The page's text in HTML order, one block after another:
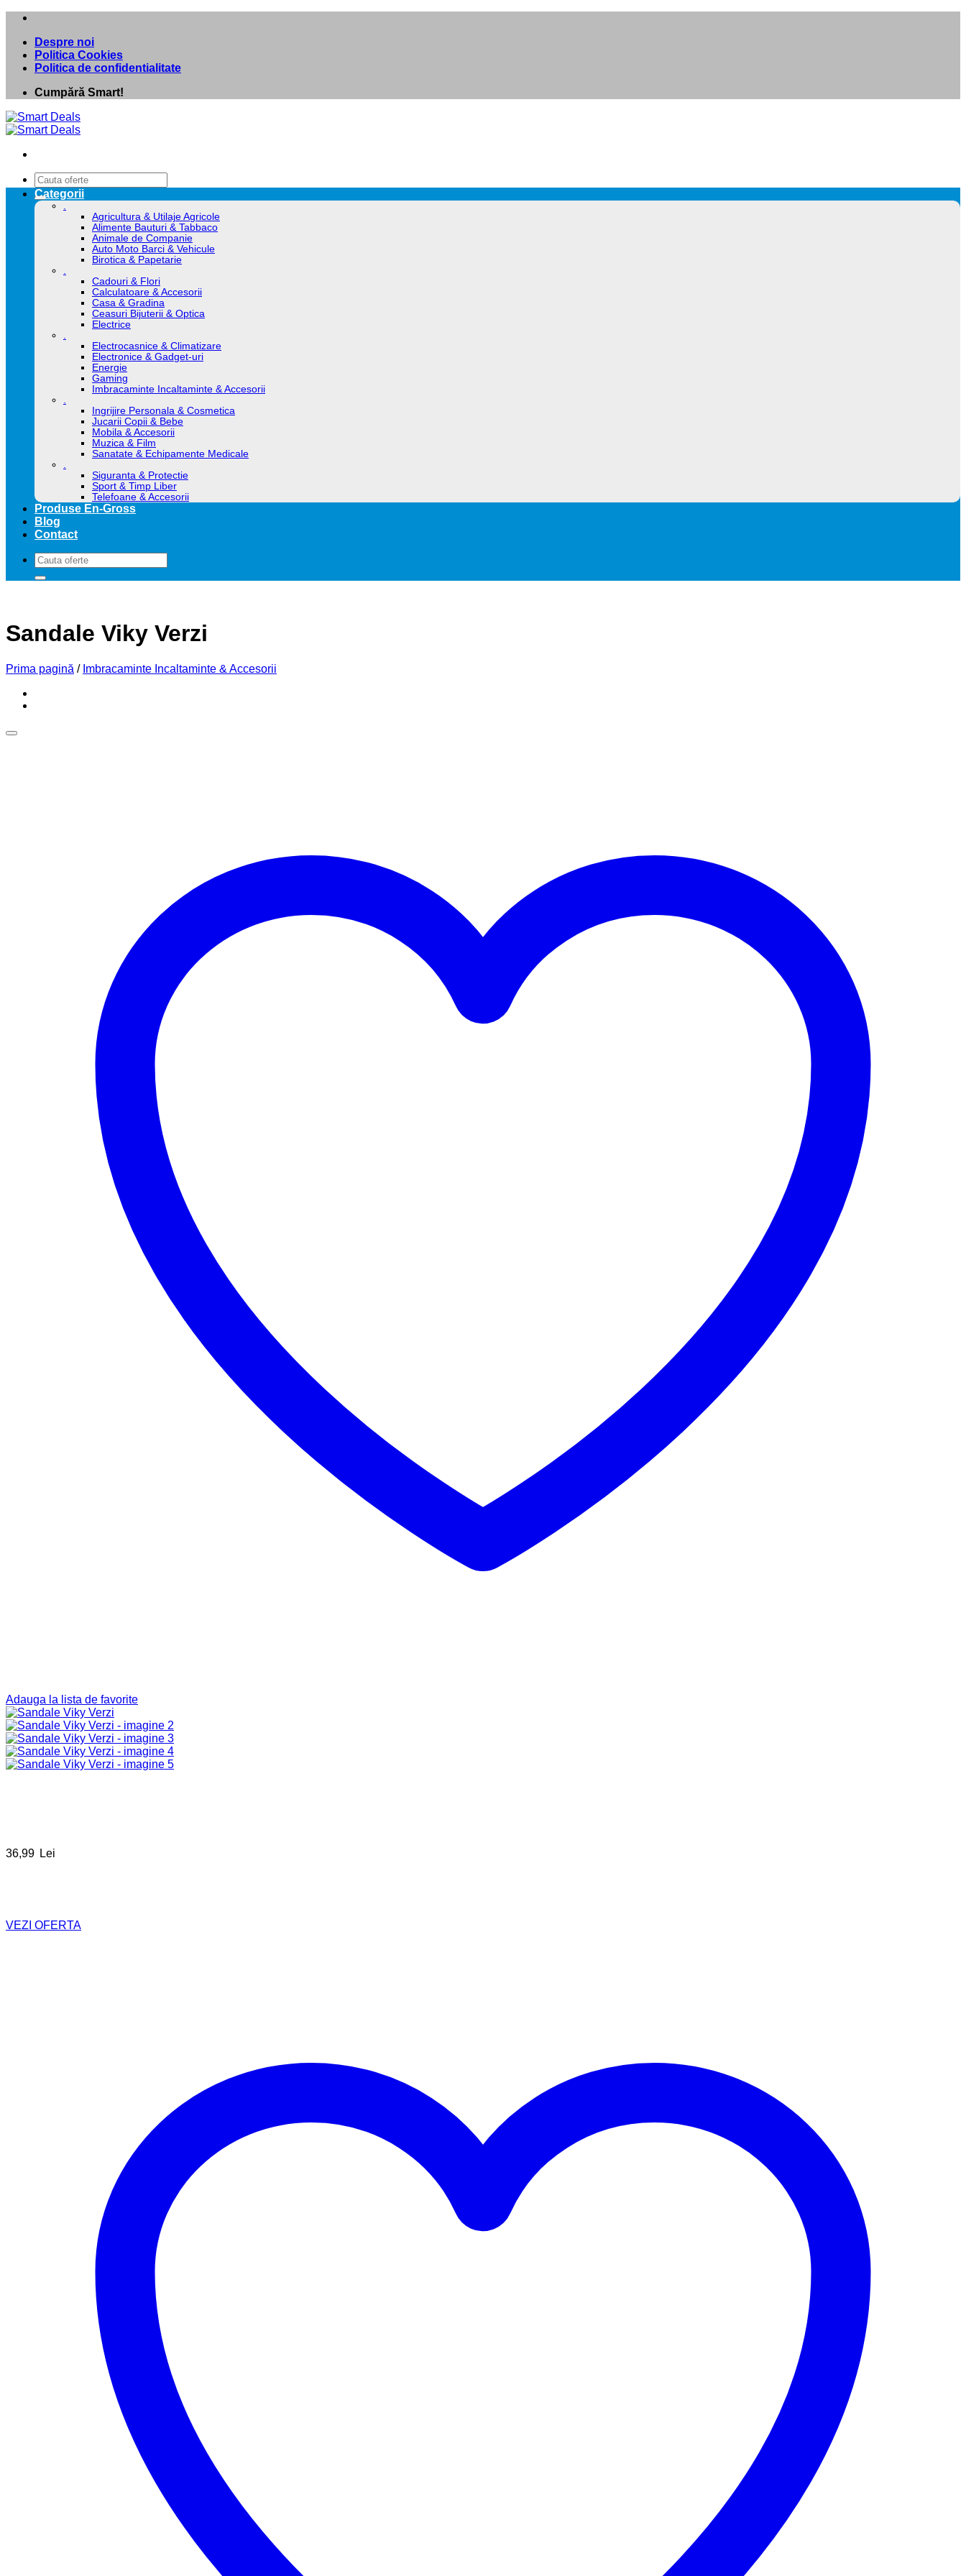
Skip
contentDespre noi
Politica Cookies
Politica de confidentialitate
Cumpără Smart!
Caută
după:
Categorii
.
Agricultura & Utilaje Agricole
Alimente Bauturi & Tabbaco
Animale de Companie
Auto Moto Barci & Vehicule
Birotica & Papetarie
.
Cadouri & Flori
Calculatoare & Accesorii
Casa & Gradina
Ceasuri Bijuterii & Optica
Electrice
.
Electrocasnice & Climatizare
Electronice & Gadget-uri
Energie
Gaming
Imbracaminte Incaltaminte & Accesorii
.
Ingrijire Personala & Cosmetica
Jucarii Copii & Bebe
Mobila & Accesorii
Muzica & Film
Sanatate & Echipamente Medicale
.
Siguranta & Protectie
Sport & Timp Liber
Telefoane & Accesorii
Produse En-Gross
Blog
Contact
Caută
după:
Sandale Viky Verzi
Prima pagină / Imbracaminte Incaltaminte & Accesorii
Adauga la lista de favorite
36,99 Lei
VEZI OFERTA